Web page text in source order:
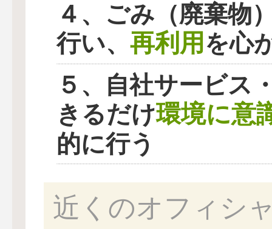
４、ごみ（廃棄物
行い、 再利用を心
５、自社サービス
きるだけ環境に意
的に行う
近くのオフィシ